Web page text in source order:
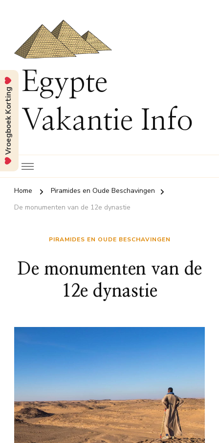
Egypte
Vakantie Info
Home
Piramides en Oude Beschavingen
De monumenten van de 12e dynastie
PIRAMIDES EN OUDE BESCHAVINGEN
De monumenten van de
12e dynastie
Vroegboek Korting